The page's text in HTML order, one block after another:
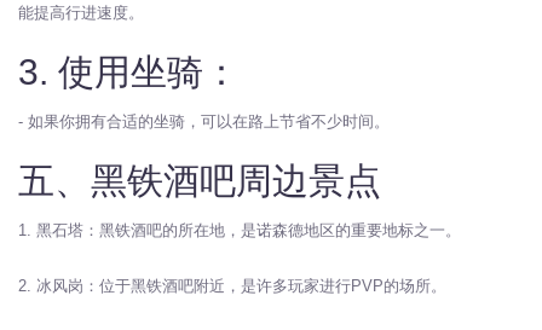
能提高行进速度。
3. 使用坐骑：
- 如果你拥有合适的坐骑，可以在路上节省不少时间。
五、黑铁酒吧周边景点
1. 黑石塔：黑铁酒吧的所在地，是诺森德地区的重要地标之一。
2. 冰风岗：位于黑铁酒吧附近，是许多玩家进行PVP的场所。